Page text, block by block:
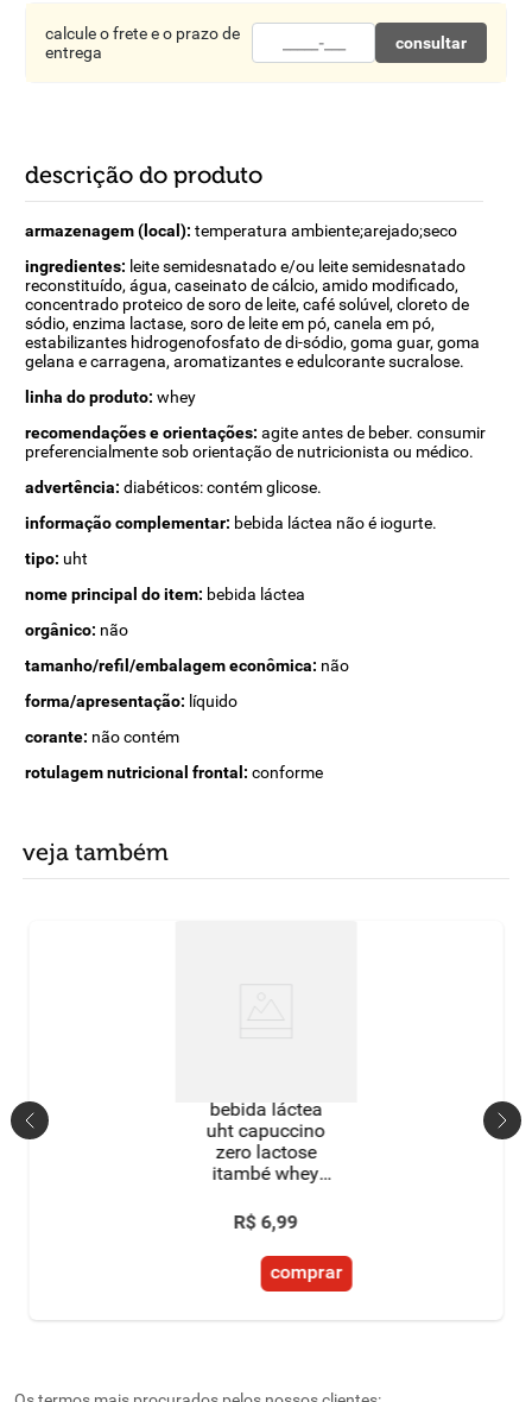
calcule o frete e o prazo de
entrega
consultar
descrição do produto
armazenagem (local): temperatura ambiente;arejado;seco
ingredientes: leite semidesnatado e/ou leite semidesnatado
reconstituído, água, caseinato de cálcio, amido modificado,
concentrado proteico de soro de leite, café solúvel, cloreto de
sódio, enzima lactase, soro de leite em pó, canela em pó,
estabilizantes hidrogenofosfato de di-sódio, goma guar, goma
gelana e carragena, aromatizantes e edulcorante sucralose.
linha do produto: whey
recomendações e orientações: agite antes de beber. consumir
preferencialmente sob orientação de nutricionista ou médico.
advertência: diabéticos: contém glicose.
informação complementar: bebida láctea não é iogurte.
tipo: uht
nome principal do item: bebida láctea
orgânico: não
tamanho/refil/embalagem econômica: não
forma/apresentação: líquido
corante: não contém
rotulagem nutricional frontal: conforme
veja também
bebida láctea
uht capuccino
zero lactose
itambé whey
R$ 6,99
comprar